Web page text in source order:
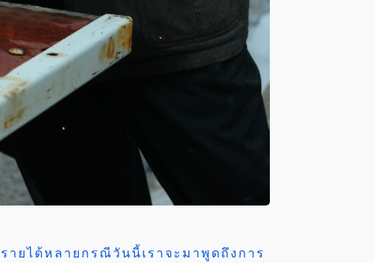
ายได้หลายกรณีวันนี้เราจะมาพูดถึงการ